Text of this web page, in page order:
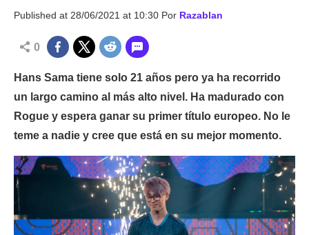
Published at 28/06/2021 at 10:30 Por Razablan
0
Hans Sama tiene solo 21 años pero ya ha recorrido
un largo camino al más alto nivel. Ha madurado con
Rogue y espera ganar su primer título europeo. No le
teme a nadie y cree que está en su mejor momento.